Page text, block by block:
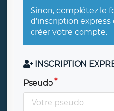
Sinon, complétez le
d'inscription express
créer votre compte.
INSCRIPTION
Pseudo